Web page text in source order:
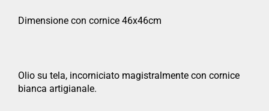
Dimensione con cornice 46x46cm
Olio su tela, incorniciato magistralmente con cornice
bianca artigianale.